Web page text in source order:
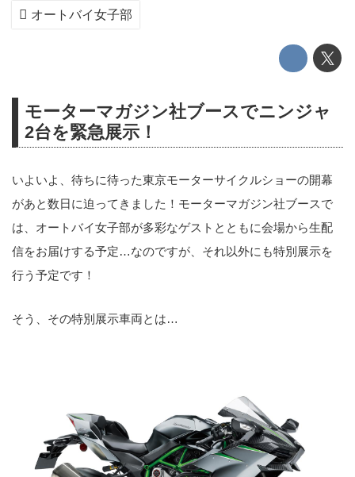
オートバイ女子部
モーターマガジン社ブースでニンジャ
2台を緊急展示！
いよいよ、待ちに待った東京モーターサイクルショーの開幕
があと数日に迫ってきました！モーターマガジン社ブースで
は、オートバイ女子部が多彩なゲストとともに会場から生配
信をお届けする予定…なのですが、それ以外にも特別展示を
行う予定です！
そう、その特別展示車両とは…